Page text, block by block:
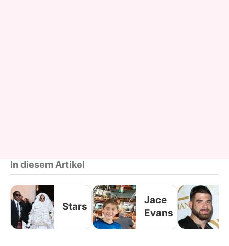
In diesem Artikel
Stars
Jace
Evans